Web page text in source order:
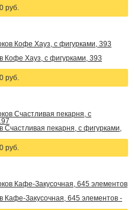
руб.
Кофе Хауз, с фигурками, 393
руб.
Счастливая пекарня, с фигурками,
руб.
Кафе-Закусочная, 645 элементов -